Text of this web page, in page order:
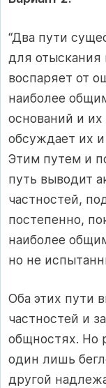
“Два пути
для
воспаряет от
наиболее
оснований и
обсуждает их
Этим путем и
путь выводит
частностей,
постепенно,
наиболее
но не
Оба этих пути
частностей и
общностях. Но
один лишь
другой